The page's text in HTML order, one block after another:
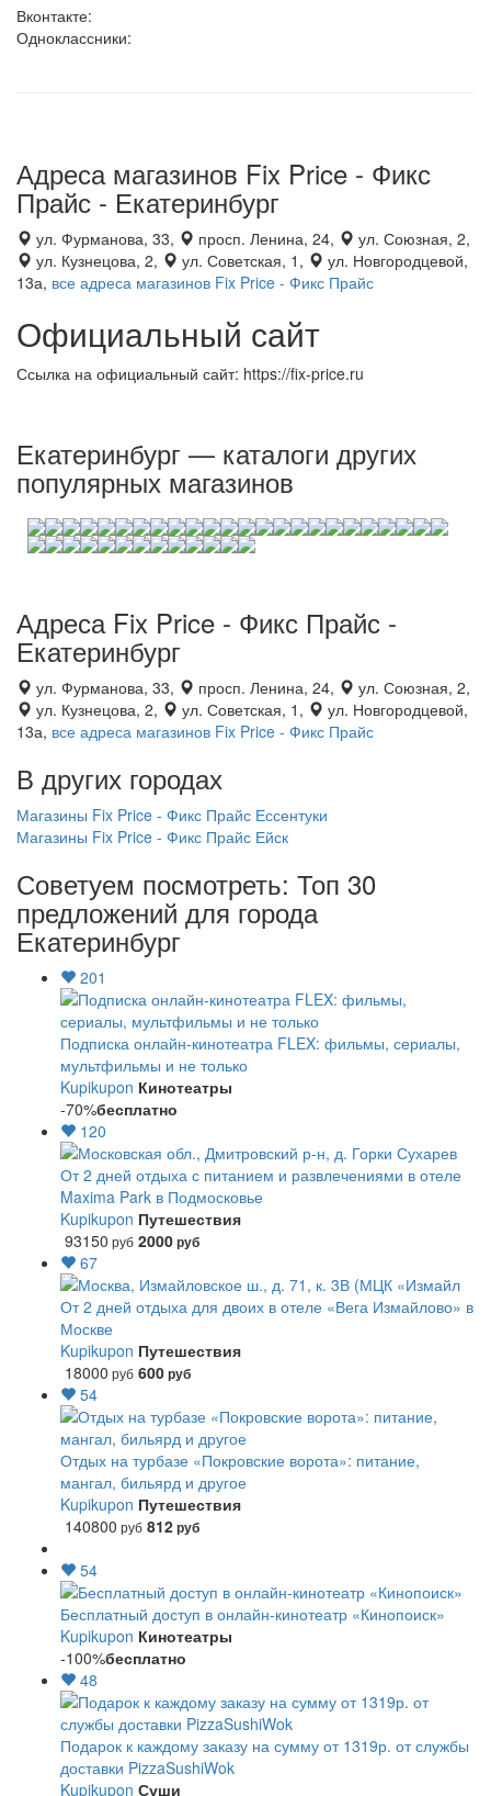
Вконтакте:
Одноклассники:
Адреса магазинов Fix Price - Фикс
Прайс - Екатеринбург
ул. Фурманова, 33, просп. Ленина, 24,
ул. Союзная, 2,
ул. Кузнецова, 2,
ул. Советская, 1,
ул. Новгородцевой,
13а, все адреса магазинов Fix Price - Фикс Прайс
Официальный сайт
Ссылка на официальный сайт: https://fix-price.ru
Екатеринбург — каталоги других
популярных магазинов
Адреса Fix Price - Фикс Прайс -
Екатеринбург
ул. Фурманова, 33, просп. Ленина, 24,
ул. Союзная, 2,
ул. Кузнецова, 2,
ул. Советская, 1,
ул. Новгородцевой,
13а, все адреса магазинов Fix Price - Фикс Прайс
В других городах
Магазины Fix Price - Фикс Прайс Ессентуки
Магазины Fix Price - Фикс Прайс Ейск
Советуем посмотреть: Топ 30
предложений для города
Екатеринбург
201
Подписка онлайн-кинотеатра FLEX: фильмы, сериалы,
мультфильмы и не только
Kupikupon Кинотеатры
-70%бесплатно
120
От 2 дней отдыха с питанием и развлечениями в отеле
Maxima Park в Подмосковье
Kupikupon Путешествия
93150 руб 2000руб
67
От 2 дней отдыха для двоих в отеле «Вега Измайлово» в
Москве
Kupikupon Путешествия
18000 руб 600руб
54
Отдых на турбазе «Покровские ворота»: питание,
мангал, бильярд и другое
Kupikupon Путешествия
140800 руб 812руб
54
Бесплатный доступ в онлайн-кинотеатр «Кинопоиск»
Kupikupon Кинотеатры
-100%бесплатно
48
Подарок к каждому заказу на сумму от 1319р. от службы
доставки PizzaSushiWok
Kupikupon Суши